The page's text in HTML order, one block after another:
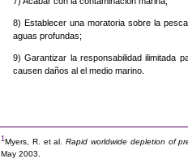
8) Establecer una moratoria sobre la
aguas profundas;
9) Garantizar la responsabilidad ilimitada
causen daños al el medio marino.
1Myers, R. et al.Rapid worldwide depletion of
May 2003.